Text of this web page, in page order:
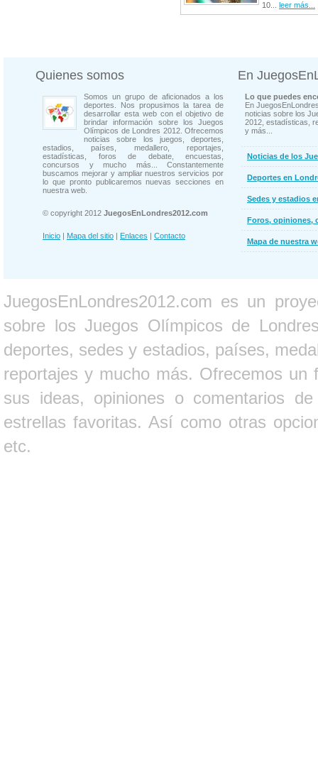
10... leer más...
Quienes somos
Somos un grupo de aficionados a los
deportes. Nos propusimos la tarea de
desarrollar esta web con el objetivo de
brindar información sobre los Juegos
Olímpicos de Londres 2012. Ofrecemos
noticias sobre los juegos, deportes,
estadios, países, medallero, reportajes,
estadísticas, foros de debate, encuestas,
concursos y mucho más... Constantemente
buscamos mejorar y ampliar nuestros servicios por
lo que pronto publicaremos nuevas secciones en
nuestra web.
© copyright 2012 JuegosEnLondres2012.com
Inicio | Mapa del sitio | Enlaces | Contacto
En
Lo que puedes
En
noticias sobre los
2012, estadísticas,
y más...
Noticias de los
Deportes en
Sedes y estadios
Foros, opiniones,
Mapa de nuestra
JuegosEnLondres2012.com es un
sobre los Juegos Olímpicos de
deportes, sedes y estadios, países,
reportajes y mucho más. Ofrecemos un
sus ideas, opiniones o comentarios
estrellas favoritas. Así como otras
etc.